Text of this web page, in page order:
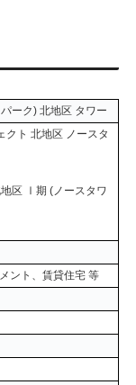
ーク) 北地区 タワー
クト 北地区 ノースタ
区 Ⅰ期 (ノースタワ
ント、賃貸住宅 等